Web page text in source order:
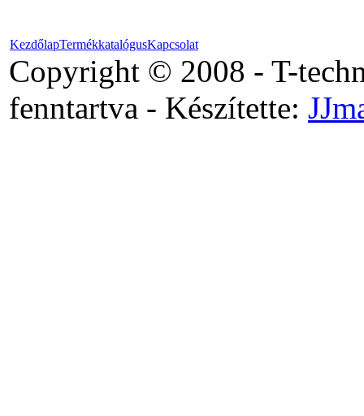
KezdőlapTermékkatalógusKapcsolat
Copyright © 2008 - T-
fenntartva - Készítette: